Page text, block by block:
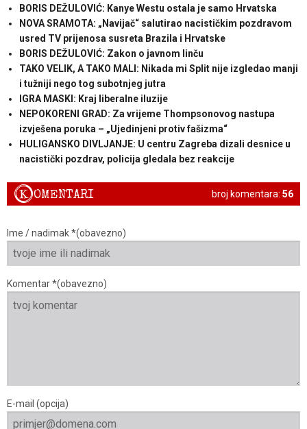
BORIS DEŽULOVIĆ: Kanye Westu ostala je samo Hrvatska
NOVA SRAMOTA: „Navijač“ salutirao nacističkim pozdravom
usred TV prijenosa susreta Brazila i Hrvatske
BORIS DEŽULOVIĆ: Zakon o javnom linču
TAKO VELIK, A TAKO MALI: Nikada mi Split nije izgledao manji
i tužniji nego tog subotnjeg jutra
IGRA MASKI: Kraj liberalne iluzije
NEPOKORENI GRAD: Za vrijeme Thompsonovog nastupa
izvješena poruka – „Ujedinjeni protiv fašizma“
HULIGANSKO DIVLJANJE: U centru Zagreba dizali desnice u
nacistički pozdrav, policija gledala bez reakcije
broj komentara: 56
KOMENTARI
Ime / nadimak *(obavezno)
Komentar *(obavezno)
E-mail (opcija)